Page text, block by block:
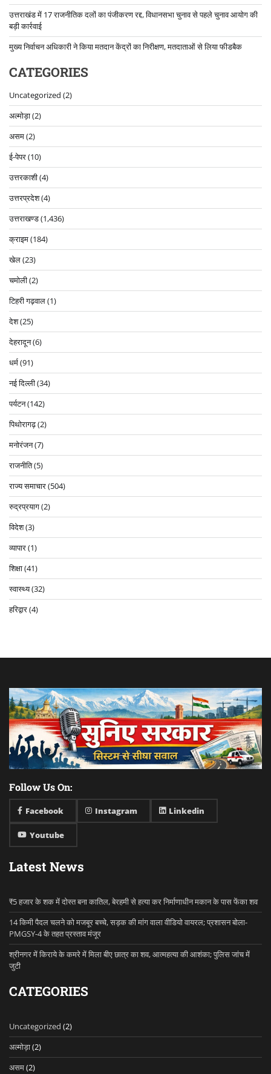
उत्तराखंड में 17 राजनीतिक दलों का पंजीकरण रद्द, विधानसभा चुनाव से पहले चुनाव आयोग की
बड़ी कार्रवाई
मुख्य निर्वाचन अधिकारी ने किया मतदान केंद्रों का निरीक्षण, मतदाताओं से लिया फीडबैक
CATEGORIES
Uncategorized (2)
अल्मोड़ा(2)
असम(2)
ई-पेपर(10)
उत्तरकाशी(4)
उत्तरप्रदेश(4)
उत्तराखण्ड(1,436)
क्राइम(184)
खेल(23)
चमोली(2)
टिहरी गढ़वाल(1)
देश(25)
देहरादून(6)
धर्म(91)
नई दिल्ली(34)
पर्यटन(142)
पिथोरागढ़(2)
मनोरंजन(7)
राजनीति(5)
राज्य समाचार(504)
रुद्रप्रयाग(2)
विदेश(3)
व्यापार(1)
शिक्षा(41)
स्वास्थ्य(32)
हरिद्वार(4)
Follow Us On:
Facebook Instagram Linkedin
Youtube
Latest News
₹5 हजार के शक में दोस्त बना कातिल, बेरहमी से हत्या कर निर्माणाधीन मकान के पास फेंका शव
14 किमी पैदल चलने को मजबूर बच्चे, सड़क की मांग वाला वीडियो वायरल; प्रशासन बोला-
PMGSY-4 के तहत प्रस्ताव मंजूर
श्रीनगर में किराये के कमरे में मिला बीए छात्र का शव, आत्महत्या की आशंका; पुलिस जांच में
जुटी
CATEGORIES
Uncategorized (2)
अल्मोड़ा(2)
असम(2)